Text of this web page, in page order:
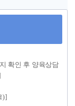
확인 후 양육상담
)]